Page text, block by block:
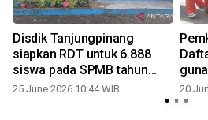
Disdik Tanjungpinang
siapkan RDT untuk 6.888
siswa pada SPMB tahun
ajaran 2026/2027
25 June 2026 10:44 WIB 20